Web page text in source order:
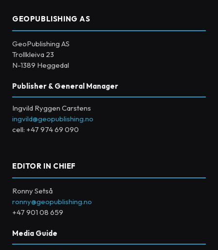
GEOPUBLISHING AS
GeoPublishing AS
Trollkleiva 23
N-1389 Heggedal
Publisher & General Manager
Ingvild Ryggen Carstens
ingvild@geopublishing.no
cell: +47 974 69 090
EDITOR IN CHIEF
Ronny Setså
ronny@geopublishing.no
+47 901 08 659
Media Guide